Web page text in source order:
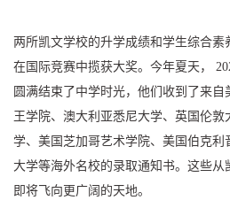
两所凯文学校的升学成绩和学生综合
在国际竞赛中揽获大奖。今年夏天，
圆满结束了中学时光，他们收到了来自
王学院、澳大利亚悉尼大学、英国伦
学、美国芝加哥艺术学院、美国伯克
大学等海外名校的录取通知书。这些从
即将飞向更广阔的天地。